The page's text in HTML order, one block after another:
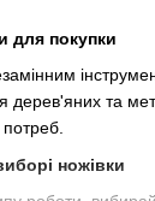
для покупки
дерев'яних та
ножівки